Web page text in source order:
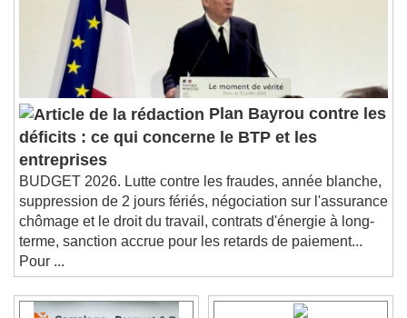
Plan Bayrou contre les
déficits : ce qui concerne le BTP et les
entreprises
BUDGET 2026. Lutte contre les fraudes, année blanche,
suppression de 2 jours fériés, négociation sur l'assurance
chômage et le droit du travail, contrats d'énergie à long-
terme, sanction accrue pour les retards de paiement...
Pour ...